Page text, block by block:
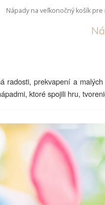
Nápady na veľkonočný košík
radosti, prekvapení a
ktoré spojili hru,